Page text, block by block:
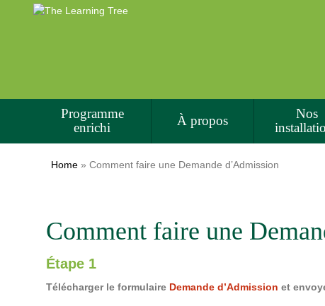
Programme
enrichi
À propos
Nos
Home » Comment faire une Demande d’Admission
Comment faire une
Étape 1
Télécharger le formulaire Demande d’Admission et